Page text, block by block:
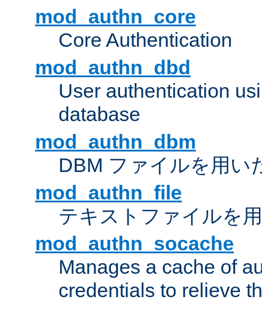
mod_authn_core
Core Authentication
mod_authn_dbd
User authentication
database
mod_authn_dbm
DBM ファイルを用い
mod_authn_file
テキストファイルを
mod_authn_socache
Manages a cache of
credentials to relieve